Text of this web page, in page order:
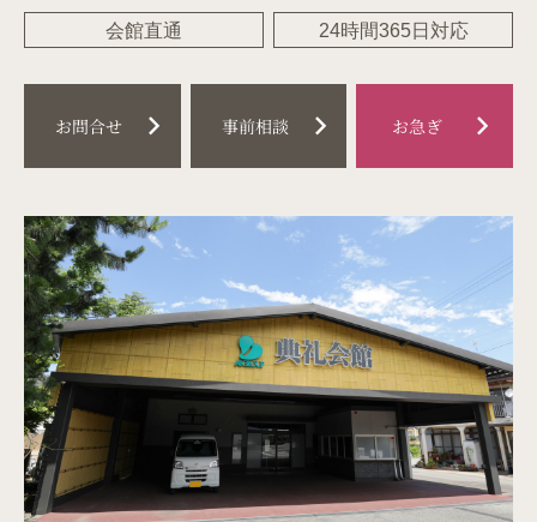
会館直通 24時間365日対応
お問合せ chevron_right 事前相談 chevron_right お急ぎ chevron_right
会館（斎場）を探す
料金プラン
はじめての葬儀 （喪主・ご遺族様）
はじめての葬儀（参列者様）
イベント情報
お知らせ